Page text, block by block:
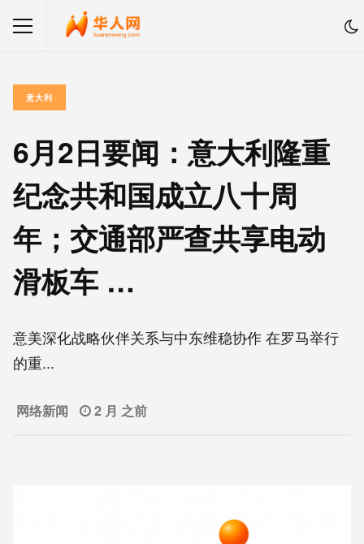
意大利
6月2日要闻：意大利隆重
纪念共和国成立八十周
年；交通部严查共享电动
滑板车 …
意美深化战略伙伴关系与中东维稳协作 在罗马举行
的重...
网络新闻 2 月 之前